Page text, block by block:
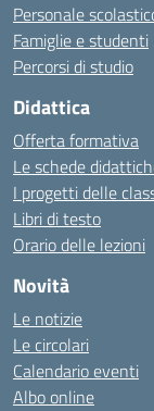
Personale
Famiglie e studenti
Percorsi di studio
Didattica
Offerta formativa
Le schede
I progetti delle
Libri di testo
Orario delle lezioni
Novità
Le notizie
Le circolari
Calendario eventi
Albo online